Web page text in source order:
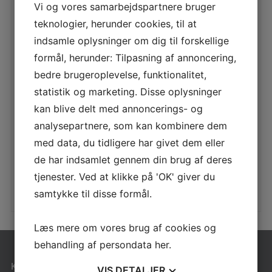
TRAMPOLIN TUTO 2
LÆS MERE
4IN KØRESTOLSTRAMPOLIN 150 X 300
LÆS MERE
KONTAKT
Vi og vores samarbejdspartnere bruger
teknologier, herunder cookies, til at
indsamle oplysninger om dig til forskellige
formål, herunder: Tilpasning af annoncering,
bedre brugeroplevelse, funktionalitet,
statistik og marketing. Disse oplysninger
kan blive delt med annoncerings- og
analysepartnere, som kan kombinere dem
med data, du tidligere har givet dem eller
de har indsamlet gennem din brug af deres
tjenester. Ved at klikke på 'OK' giver du
samtykke til disse formål.
Læs mere om vores brug af cookies og
behandling af persondata her.